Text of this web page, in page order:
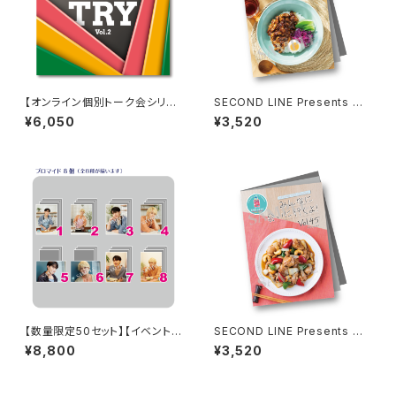
【オンライン個別トーク会シリア
ルコードなし】佐藤サン、もう１杯
Presents 佐藤拓也、38歳のお
¥6,050
SECOND LINE Presents み
んなに会いに行くよ! 第38回 in
富山 パンフレット
¥3,520
【数量限定50セット】【イベント
会場特典付き】SECOND LINE
Presents みんなに会いに行く
¥8,800
SECOND LINE Presents み
んなに会いに行くよ! 第45回 in
静岡 パンフレット
¥3,520